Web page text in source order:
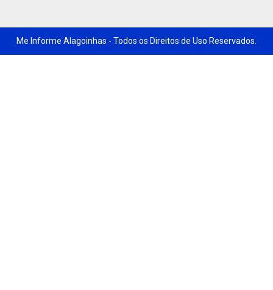
Me Informe Alagoinhas - Todos os Direitos de Uso Reservados.